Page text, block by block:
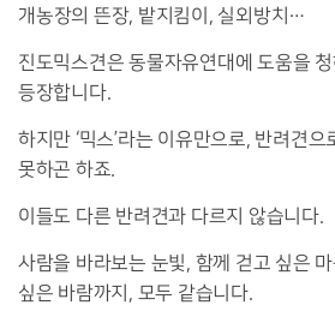
개농장의 뜬장, 밭지킴이, 실외방치…
진도믹스견은 동물자유연대에 도움을
등장합니다.
하지만 ‘믹스’라는 이유만으로, 반려견으
못하곤 하죠.
이들도 다른 반려견과 다르지 않습니다.
사람을 바라보는 눈빛, 함께 걷고 싶은
싶은 바람까지, 모두 같습니다.